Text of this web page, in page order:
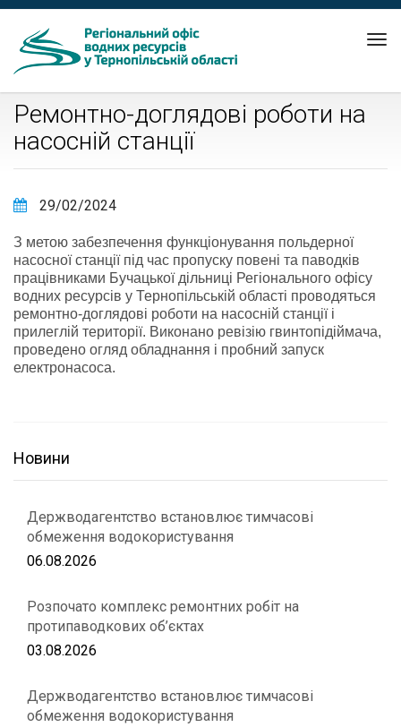
Ремонтно-доглядові роботи на
насосній станції
29/02/2024
З метою забезпечення функціонування польдерної
насосної станції під час пропуску повені та паводків
працівниками Бучацької дільниці Регіонального офісу
водних ресурсів у Тернопільській області проводяться
ремонтно-доглядові роботи на насосній станції і
прилеглій території. Виконано ревізію гвинтопідіймача,
проведено огляд обладнання і пробний запуск
електронасоса.
Новини
Держводагентство встановлює тимчасові
обмеження водокористування
06.08.2026
Розпочато комплекс ремонтних робіт на
протипаводкових об’єктах
03.08.2026
Держводагентство встановлює тимчасові
обмеження водокористування